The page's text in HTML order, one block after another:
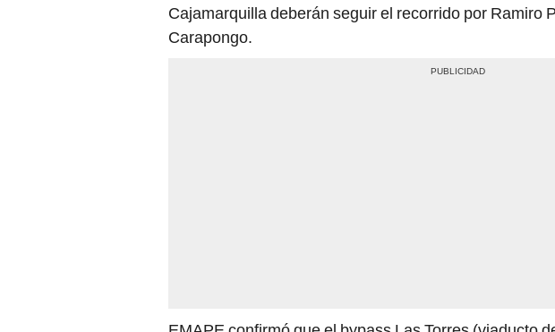
Cajamarquilla deberán seguir el recorrido por Ramiro
Carapongo.